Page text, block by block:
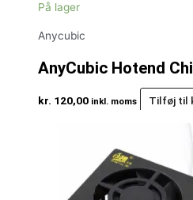
På lager
Anycubic
AnyCubic Hotend
kr. 120,00 inkl. moms Tilføj til